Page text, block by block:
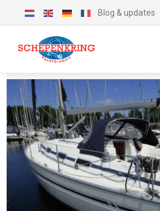
Blog & updates